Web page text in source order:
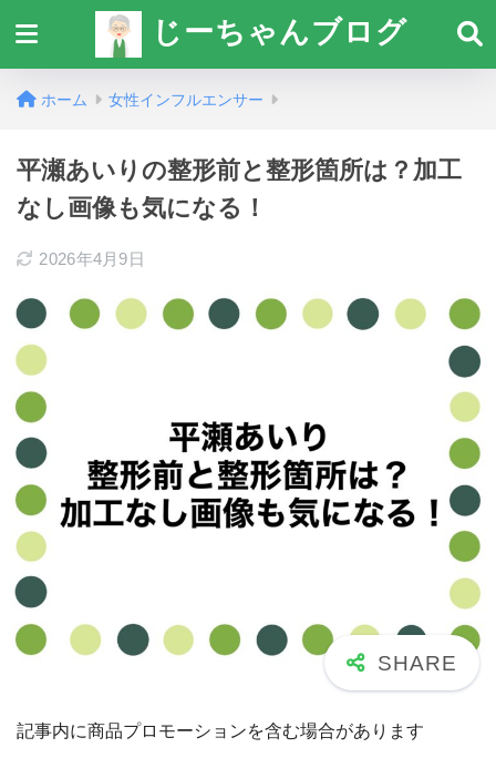
じーちゃんブログ
ホーム 女性インフルエンサー
平瀬あいりの整形前と整形箇所は？加工
なし画像も気になる！
2026年4月9日
記事内に商品プロモーションを含む場合があります